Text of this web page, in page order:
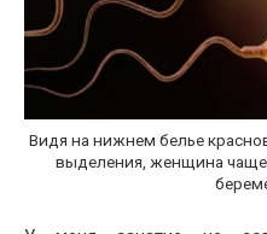
Видя на нижнем белье
выделения, женщина чаще